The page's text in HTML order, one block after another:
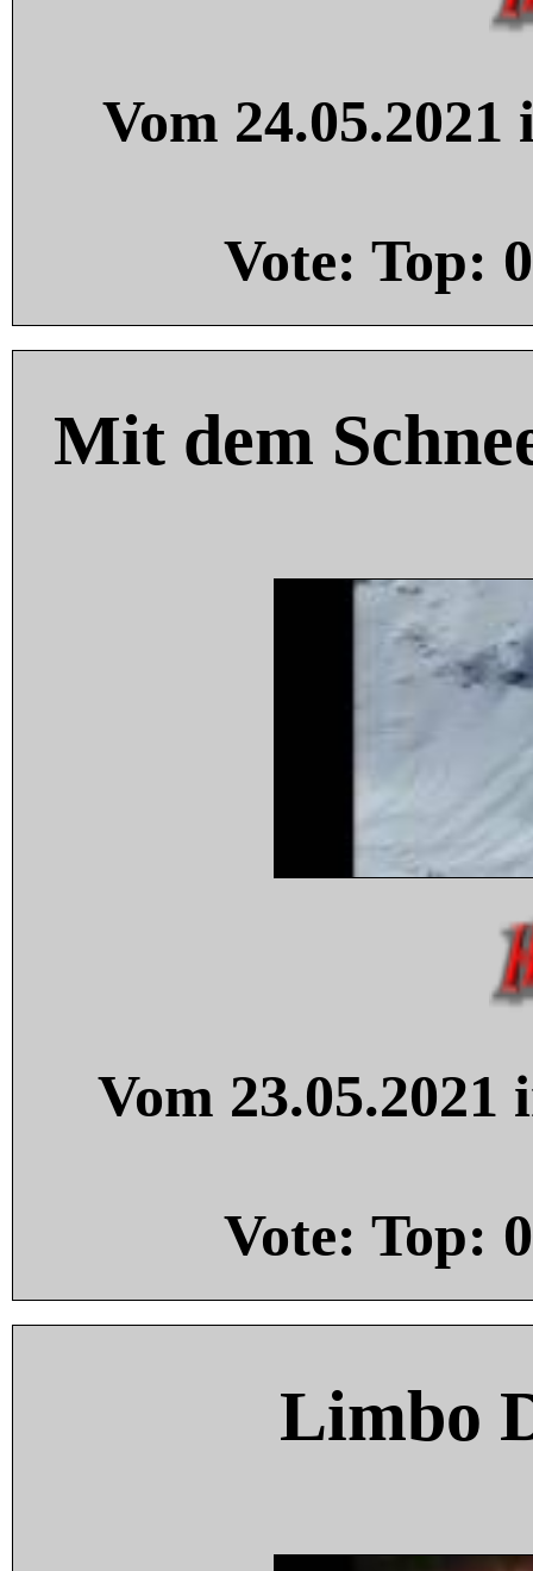
Vom
Vote: Top: 0
Mit dem
Vom
Vote: Top: 0
Limbo